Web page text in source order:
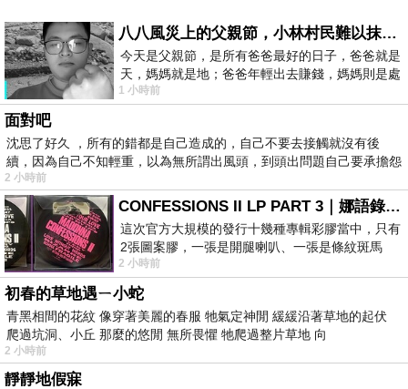
八八風災上的父親節，小林村民難以抹滅的痛
今天是父親節，是所有爸爸最好的日子，爸爸就是
天，媽媽就是地；爸爸年輕出去賺錢，媽媽則是處
理家務，職業不分高低貴賤，只有人品才
1 小時前
面對吧
沈思了好久 ，所有的錯都是自己造成的，自己不要去接觸就沒有後
續，因為自己不知輕重，以為無所謂出風頭，到頭出問題自己要承擔怨
不
2 小時前
CONFESSIONS II LP PART 3｜娜語錄II LP PART 3
這次官方大規模的發行十幾種專輯彩膠當中，只有
2張圖案膠，一張是開腿喇叭、一張是條紋斑馬
版；目前官網上只剩澳洲商店AU STORE
2 小時前
初春的草地遇ㄧ小蛇
青黑相間的花紋 像穿著美麗的春服 牠氣定神閒 緩緩沿著草地的起伏
爬過坑洞、小丘 那麼的悠閒 無所畏懼 牠爬過整片草地 向
2 小時前
靜靜地假寐